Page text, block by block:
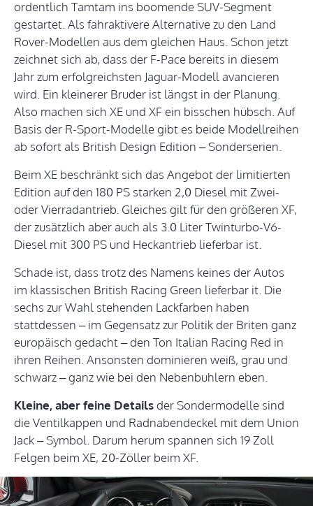
ordentlich Tamtam ins boomende SUV-Segment
gestartet. Als fahraktivere Alternative zu den Land
Rover-Modellen aus dem gleichen Haus. Schon jetzt
zeichnet sich ab, dass der F-Pace bereits in diesem
Jahr zum erfolgreichsten Jaguar-Modell avancieren
wird. Ein kleinerer Bruder ist längst in der Planung.
Also machen sich XE und XF ein bisschen hübsch. Auf
Basis der R-Sport-Modelle gibt es beide Modellreihen
ab sofort als British Design Edition – Sonderserien.
Beim XE beschränkt sich das Angebot der limitierten
Edition auf den 180 PS starken 2,0 Diesel mit Zwei-
oder Vierradantrieb. Gleiches gilt für den größeren XF,
der zusätzlich aber auch als 3.0 Liter Twinturbo-V6-
Diesel mit 300 PS und Heckantrieb lieferbar ist.
Schade ist, dass trotz des Namens keines der Autos
im klassischen British Racing Green lieferbar it. Die
sechs zur Wahl stehenden Lackfarben haben
stattdessen – im Gegensatz zur Politik der Briten ganz
europäisch gedacht – den Ton Italian Racing Red in
ihren Reihen. Ansonsten dominieren weiß, grau und
schwarz – ganz wie bei den Nebenbuhlern eben.
Kleine, aber feine Detailsder Sondermodelle sind
die Ventilkappen und Radnabendeckel mit dem Union
Jack – Symbol. Darum herum spannen sich 19 Zoll
Felgen beim XE, 20-Zöller beim XF.